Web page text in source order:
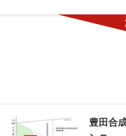
豊田合